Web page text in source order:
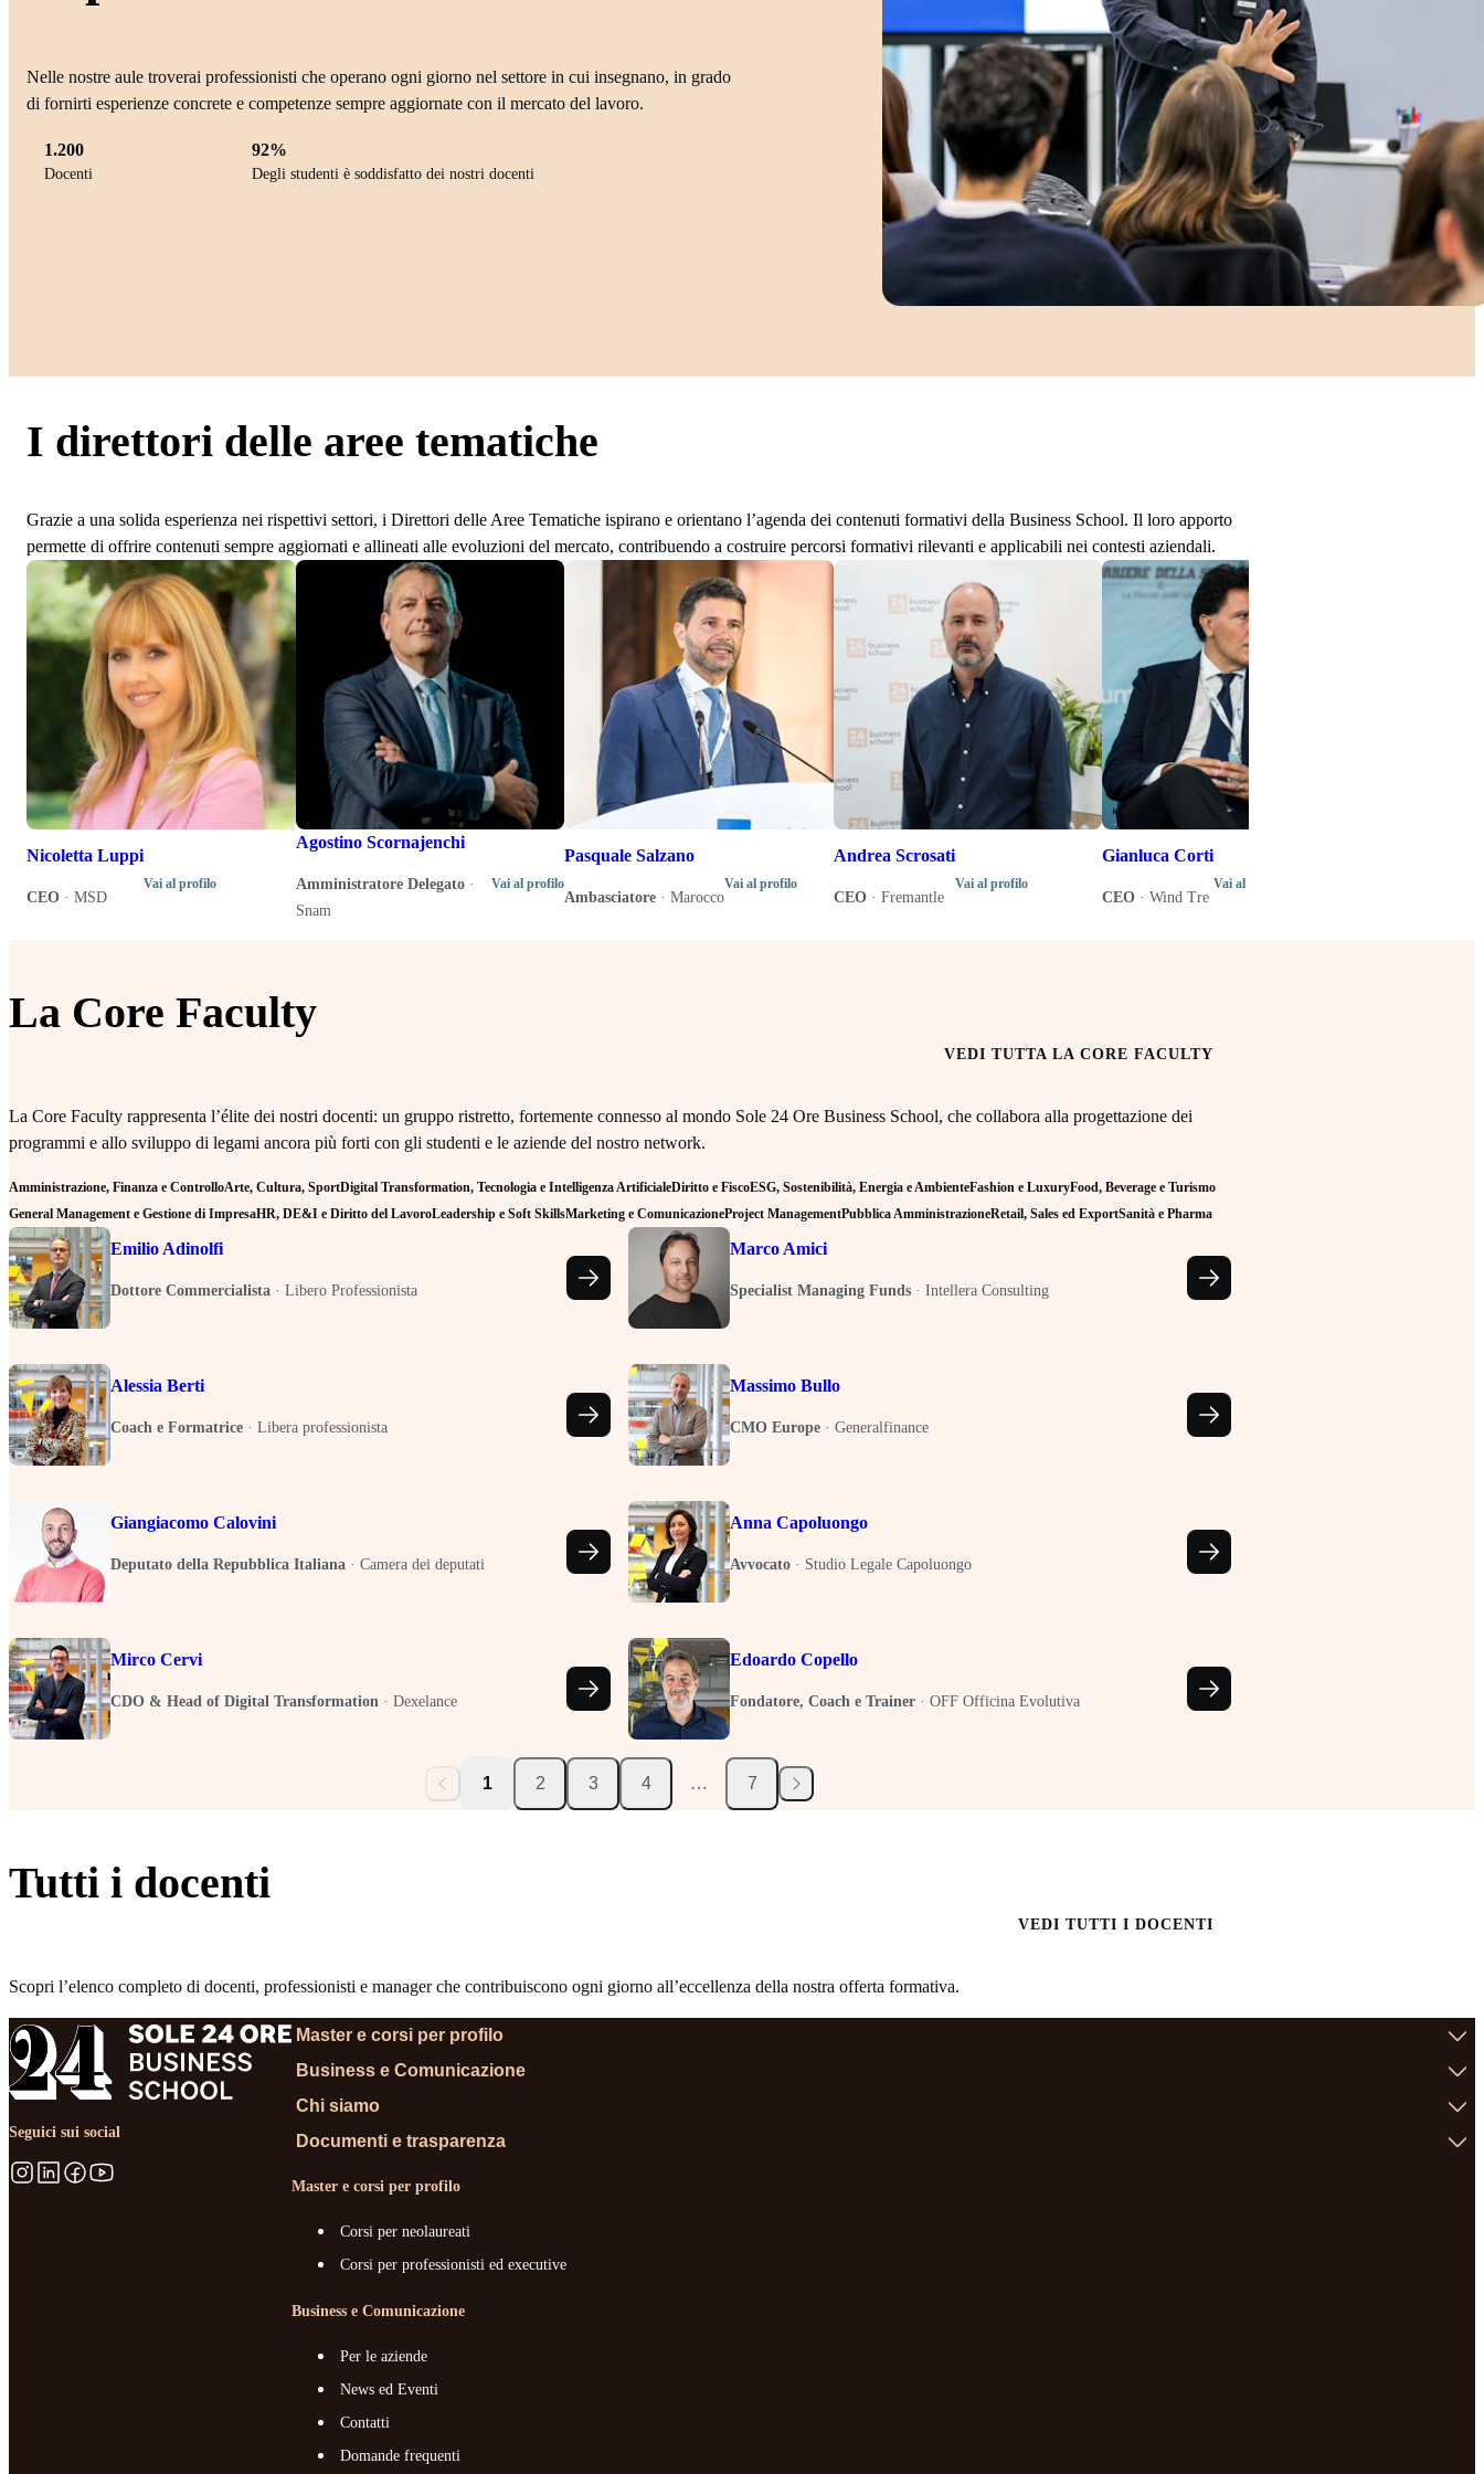
Nelle nostre aule troverai professionisti che operano ogni giorno nel settore in cui insegnano, in grado
di fornirti esperienze concrete e competenze sempre aggiornate con il mercato del lavoro.
1.200
Docenti
92%
Degli studenti è soddisfatto dei nostri docenti
I direttori delle aree tematiche
Grazie a una solida esperienza nei rispettivi settori, i Direttori delle Aree Tematiche ispirano e orientano l’agenda dei contenuti formativi della Business School. Il loro apporto
permette di offrire contenuti sempre aggiornati e allineati alle evoluzioni del mercato, contribuendo a costruire percorsi formativi rilevanti e applicabili nei contesti aziendali.
Nicoletta Luppi
CEO · MSD
Vai al profilo
Agostino Scornajenchi
Amministratore Delegato ·
Snam
Vai al profilo
Pasquale Salzano
Ambasciatore · Marocco
Vai al profilo
Andrea Scrosati
CEO · Fremantle
Vai al profilo
Gianluca Corti
CEO · Wind Tre
Vai al profilo
La Core Faculty
VEDI TUTTA LA CORE FACULTY
La Core Faculty rappresenta l’élite dei nostri docenti: un gruppo ristretto, fortemente connesso al mondo Sole 24 Ore Business School, che collabora alla progettazione dei
programmi e allo sviluppo di legami ancora più forti con gli studenti e le aziende del nostro network.
Amministrazione, Finanza e ControlloArte, Cultura, SportDigital Transformation, Tecnologia e Intelligenza ArtificialeDiritto e FiscoESG, Sostenibilità, Energia e AmbienteFashion e LuxuryFood, Beverage e Turismo
General Management e Gestione di ImpresaHR, DE&I e Diritto del LavoroLeadership e Soft SkillsMarketing e ComunicazioneProject ManagementPubblica AmministrazioneRetail, Sales ed ExportSanità e Pharma
Emilio Adinolfi
Dottore Commercialista · Libero Professionista
Marco Amici
Specialist Managing Funds · Intellera Consulting
Alessia Berti
Coach e Formatrice · Libera professionista
Massimo Bullo
CMO Europe · Generalfinance
Giangiacomo Calovini
Deputato della Repubblica Italiana · Camera dei deputati
Anna Capoluongo
Avvocato · Studio Legale Capoluongo
Mirco Cervi
CDO & Head of Digital Transformation · Dexelance
Edoardo Copello
Fondatore, Coach e Trainer · OFF Officina Evolutiva
1 2 3 4 … 7
Tutti i docenti
VEDI TUTTI I DOCENTI
Scopri l’elenco completo di docenti, professionisti e manager che contribuiscono ogni giorno all’eccellenza della nostra offerta formativa.
Seguici sui social
Master e corsi per profilo
Business e Comunicazione
Chi siamo
Documenti e trasparenza
Master e corsi per profilo
Corsi per neolaureati
Corsi per professionisti ed executive
Business e Comunicazione
Per le aziende
News ed Eventi
Contatti
Domande frequenti